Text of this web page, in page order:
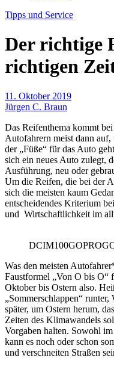
Tipps und Service
Der richtige
richtigen
11. Oktober 2019
Jürgen C. Braun
Das Reifenthema kommt
Autofahrern meist dann
der „Füße“ für das Auto
sich ein neues Auto zulegt,
Ausführung, neu oder
Um die Reifen, die bei der
sich die meisten kaum
entscheidendes Kriterium
und Wirtschaftlichkeit im
Was den meisten
Faustformel „Von O bis O“
Oktober bis Ostern also.
„Sommerschlappen“
später, um Ostern herum,
Zeiten des Klimawandels
Vorgaben halten. Sowohl
kann es noch oder schon
und verschneiten Straßen